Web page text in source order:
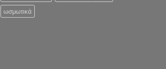
ωσμωτικά